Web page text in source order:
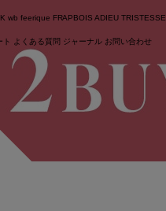
wb feerique FRAPBOIS ADIEU TRISTESSE
ト よくある質問 ジャーナル お問い合わせ